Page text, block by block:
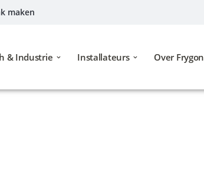
maken
& Industrie Installateurs Over Frygon